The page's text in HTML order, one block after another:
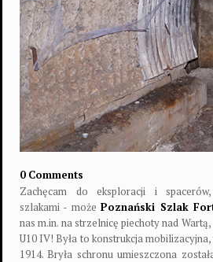
0 Comments
Zachęcam do eksploracji i
szlakami - możePoznański Szlak
nas m.in. na strzelnicę piechoty nad
U10 IV! Była to konstrukcja
1914. Bryła schronu umieszczona